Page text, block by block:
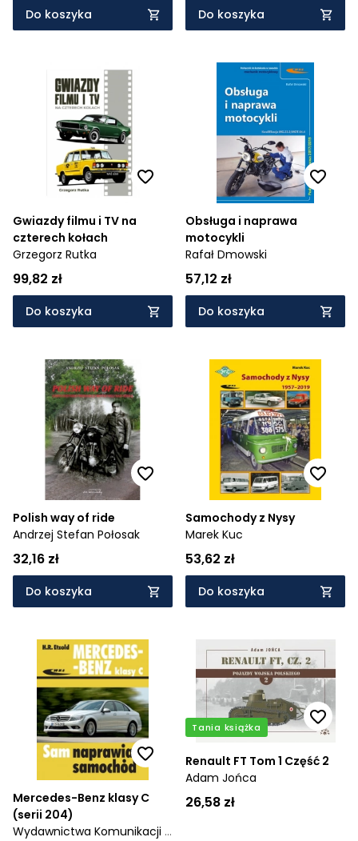
Do koszyka Do koszyka
Gwiazdy filmu i TV na
czterech kołach
Grzegorz Rutka
99,82 zł
Do koszyka
Obsługa i naprawa
motocykli
Rafał Dmowski
57,12 zł
Do koszyka
Polish way of ride
Andrzej Stefan Połosak
32,16 zł
Do koszyka
Samochody z Nysy
Marek Kuc
53,62 zł
Do koszyka
Mercedes-Benz klasy C
(serii 204)
Wydawnictwa Komunikacji i
Tania książka
Renault FT Tom 1 Część 2
Adam Jońca
26,58 zł